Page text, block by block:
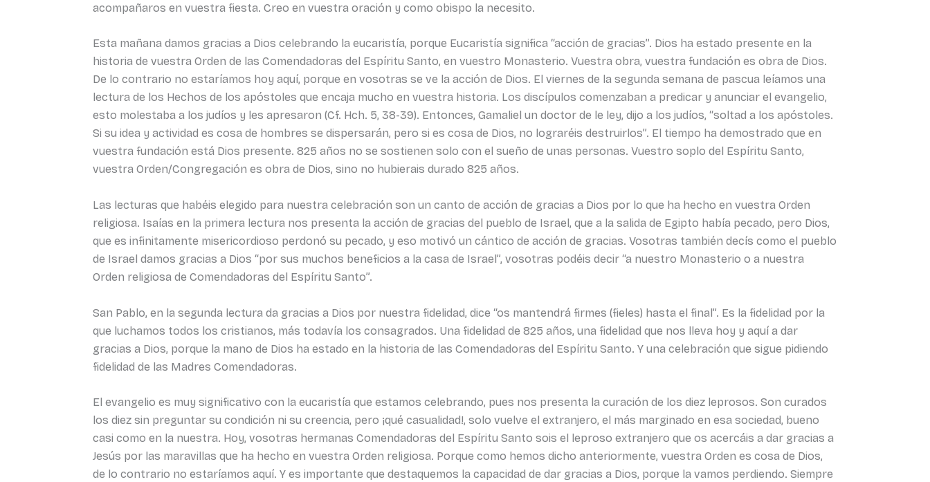
acompañaros en vuestra fiesta. Creo en vuestra oración y como obispo la necesito.
Esta mañana damos gracias a Dios celebrando la eucaristía, porque Eucaristía significa “acción de gracias”. Dios ha estado presente en la
historia de vuestra Orden de las Comendadoras del Espíritu Santo, en vuestro Monasterio. Vuestra obra, vuestra fundación es obra de Dios.
De lo contrario no estaríamos hoy aquí, porque en vosotras se ve la acción de Dios. El viernes de la segunda semana de pascua leíamos una
lectura de los Hechos de los apóstoles que encaja mucho en vuestra historia. Los discípulos comenzaban a predicar y anunciar el evangelio,
esto molestaba a los judíos y les apresaron (Cf. Hch. 5, 38-39). Entonces, Gamaliel un doctor de le ley, dijo a los judíos, “soltad a los apóstoles.
Si su idea y actividad es cosa de hombres se dispersarán, pero si es cosa de Dios, no lograréis destruirlos”. El tiempo ha demostrado que en
vuestra fundación está Dios presente. 825 años no se sostienen solo con el sueño de unas personas. Vuestro soplo del Espíritu Santo,
vuestra Orden/Congregación es obra de Dios, sino no hubierais durado 825 años.
Las lecturas que habéis elegido para nuestra celebración son un canto de acción de gracias a Dios por lo que ha hecho en vuestra Orden
religiosa. Isaías en la primera lectura nos presenta la acción de gracias del pueblo de Israel, que a la salida de Egipto había pecado, pero Dios,
que es infinitamente misericordioso perdonó su pecado, y eso motivó un cántico de acción de gracias. Vosotras también decís como el pueblo
de Israel damos gracias a Dios “por sus muchos beneficios a la casa de Israel”, vosotras podéis decir “a nuestro Monasterio o a nuestra
Orden religiosa de Comendadoras del Espíritu Santo”.
San Pablo, en la segunda lectura da gracias a Dios por nuestra fidelidad, dice “os mantendrá firmes (fieles) hasta el final”. Es la fidelidad por la
que luchamos todos los cristianos, más todavía los consagrados. Una fidelidad de 825 años, una fidelidad que nos lleva hoy y aquí a dar
gracias a Dios, porque la mano de Dios ha estado en la historia de las Comendadoras del Espíritu Santo. Y una celebración que sigue pidiendo
fidelidad de las Madres Comendadoras.
El evangelio es muy significativo con la eucaristía que estamos celebrando, pues nos presenta la curación de los diez leprosos. Son curados
los diez sin preguntar su condición ni su creencia, pero ¡qué casualidad!, solo vuelve el extranjero, el más marginado en esa sociedad, bueno
casi como en la nuestra. Hoy, vosotras hermanas Comendadoras del Espíritu Santo sois el leproso extranjero que os acercáis a dar gracias a
Jesús por las maravillas que ha hecho en vuestra Orden religiosa. Porque como hemos dicho anteriormente, vuestra Orden es cosa de Dios,
de lo contrario no estaríamos aquí. Y es importante que destaquemos la capacidad de dar gracias a Dios, porque la vamos perdiendo. Siempre